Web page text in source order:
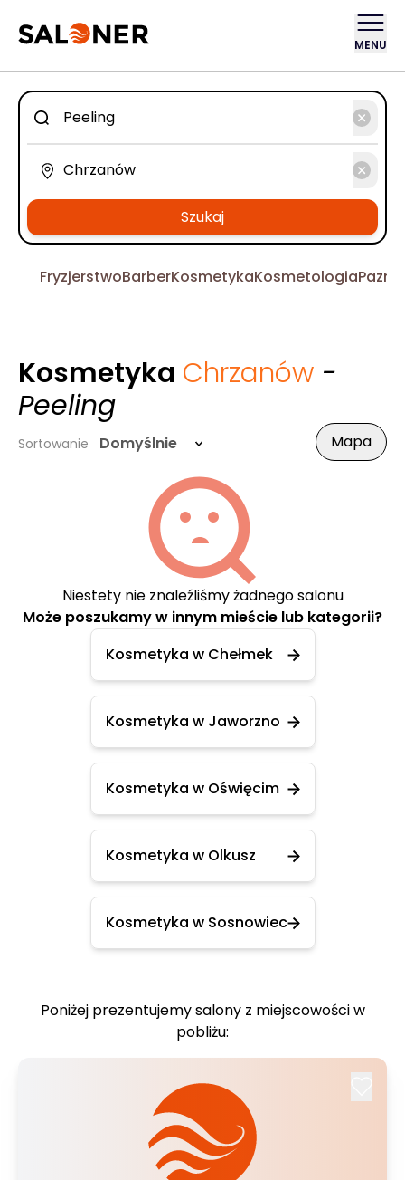
MENU
Szukaj
FryzjerstwoBarberKosmetykaKosmetologia
Kosmetyka Chrzanów -
Peeling
Sortowanie Domyślnie Mapa
Niestety nie znaleźliśmy żadnego salonu
Może poszukamy w innym mieście lub kategorii?
Kosmetyka w Chełmek
Kosmetyka w Jaworzno
Kosmetyka w Oświęcim
Kosmetyka w Olkusz
Kosmetyka w Sosnowiec
Poniżej prezentujemy salony z miejscowości w
pobliżu: